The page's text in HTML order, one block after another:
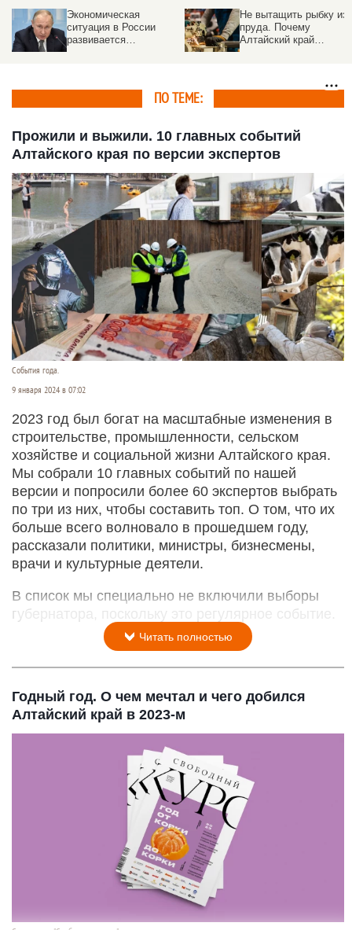
Грузовой самолет
столкнулся с
неопознанным
В России частный
самолет совершил
аварийную посадку на
ПО ТЕМЕ:
Прожили и выжили. 10 главных событий
Алтайского края по версии экспертов
События года.
9 января 2024 в 07:02
2023 год был богат на масштабные изменения в
строительстве, промышленности, сельском
хозяйстве и социальной жизни Алтайского края.
Мы собрали 10 главных событий по нашей
версии и попросили более 60 экспертов выбрать
по три из них, чтобы составить топ. О том, что их
больше всего волновало в прошедшем году,
рассказали политики, министры, бизнесмены,
врачи и культурные деятели.
В список мы специально не включили выборы
губернатора, поскольку это регулярное событие.
Читать полностью
Годный год. О чем мечтал и чего добился
Алтайский край в 2023-м